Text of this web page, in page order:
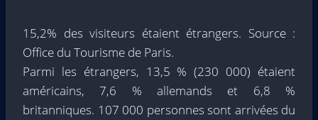
15,2% des visiteurs étaient étrangers. Source :
Office du Tourisme de Paris.
Parmi les étrangers, 13,5 % (230 000) étaient
américains, 7,6 % allemands et 6,8 %
britanniques. 107 000 personnes sont arrivées du